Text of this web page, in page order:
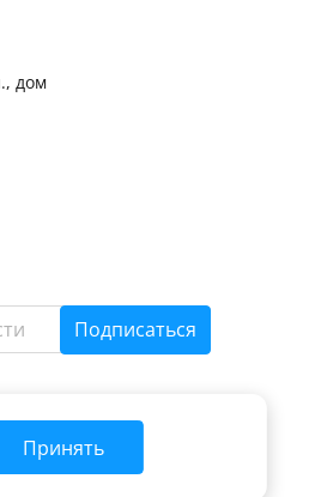
дом
Подписаться
разрешения
Принять